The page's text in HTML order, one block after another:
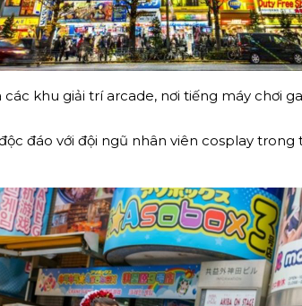
khu giải trí arcade, nơi tiếng máy chơi
đáo với đội ngũ nhân viên cosplay